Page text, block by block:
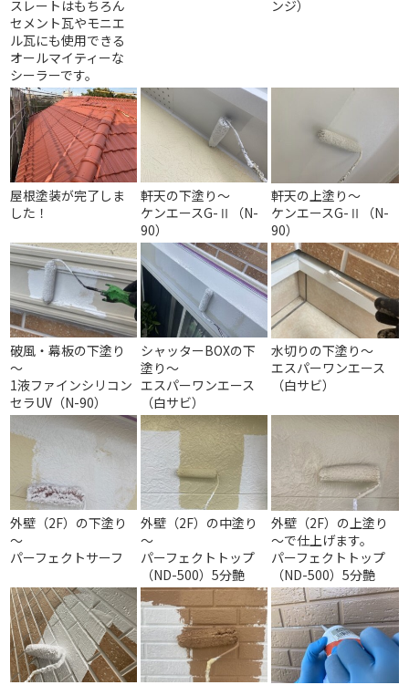
スレートはもちろん
セメント瓦やモニエ
ル瓦にも使用できる
オールマイティーな
シーラーです。
ンジ）
屋根塗装が完了しま
した！
軒天の下塗り～
ケンエースG-Ⅱ（N-
90）
軒天の上塗り～
ケンエースG-Ⅱ（N-
90）
破風・幕板の下塗り
～
1液ファインシリコン
セラUV（N-90）
シャッターBOXの下
塗り～
エスパーワンエース
（白サビ）
水切りの下塗り～
エスパーワンエース
（白サビ）
外壁（2F）の下塗り
～
パーフェクトサーフ
外壁（2F）の中塗り
～
パーフェクトトップ
（ND-500）5分艶
外壁（2F）の上塗り
～で仕上げます。
パーフェクトトップ
（ND-500）5分艶